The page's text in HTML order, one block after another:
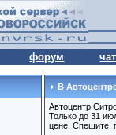
форум чат
В
Автоцентр
Только до 31
цене. Спешите,